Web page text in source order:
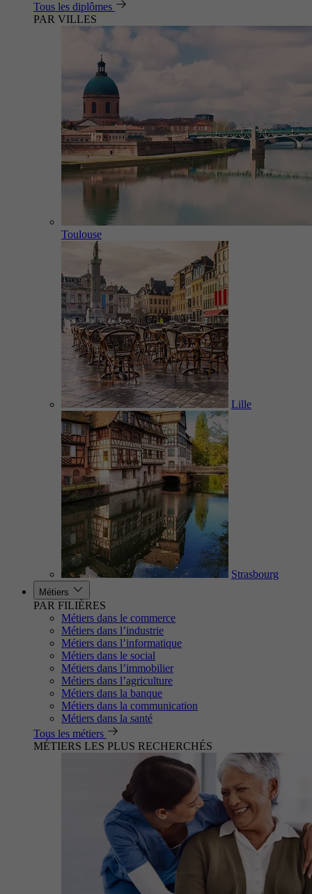
Tous les diplômes
PAR VILLES
Toulouse
Lille
Strasbourg
Métiers
PAR FILIÈRES
Métiers dans le commerce
Métiers dans l’industrie
Métiers dans l’informatique
Métiers dans le social
Métiers dans l’immobilier
Métiers dans l’agriculture
Métiers dans la banque
Métiers dans la communication
Métiers dans la santé
Tous les métiers
MÉTIERS LES PLUS RECHERCHÉS